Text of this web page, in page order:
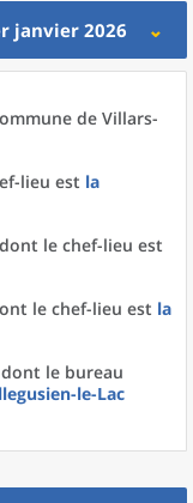
janvier 2026
de Villars-
lieu est la
dont le chef-lieu est
le chef-lieu est la
dont le bureau
le-Lac